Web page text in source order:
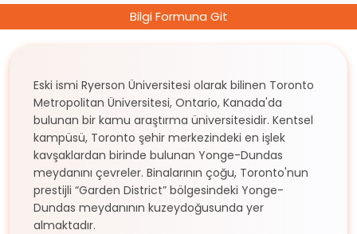
Bilgi Formuna Git
Eski ismi Ryerson Üniversitesi olarak bilinen Toronto
Metropolitan Üniversitesi, Ontario, Kanada'da
bulunan bir kamu araştırma üniversitesidir. Kentsel
kampüsü, Toronto şehir merkezindeki en işlek
kavşaklardan birinde bulunan Yonge-Dundas
meydanını çevreler. Binalarının çoğu, Toronto'nun
prestijli “Garden District” bölgesindeki Yonge-
Dundas meydanının kuzeydoğusunda yer
almaktadır.